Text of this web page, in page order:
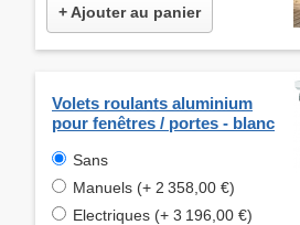
+ Ajouter au panier
Volets roulants aluminium
pour fenêtres / portes - blanc
Sans
Manuels (+ 2 358,00 €)
Electriques (+ 3 196,00 €)